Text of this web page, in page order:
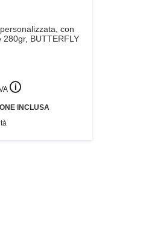
con
280gr, BUTTERFLY
🛈
INCLUSA